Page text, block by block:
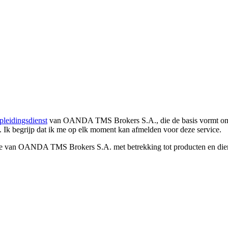
van OANDA TMS Brokers S.A., die de basis vormt
Ik begrijp dat ik me op elk moment kan afmelden voor deze service.
OANDA TMS Brokers S.A. met betrekking tot producten en